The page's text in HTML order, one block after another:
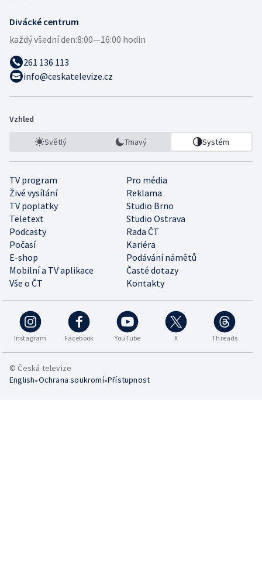
Divácké centrum
každý všední den:8:00—16:00 hodin
261 136 113
info@ceskatelevize.cz
Vzhled
Světlý Tmavý Systém
TV program
Pro média
Živé vysílání
Reklama
TV poplatky
Studio Brno
Teletext
Studio Ostrava
Podcasty
Rada ČT
Počasí
Kariéra
E-shop
Podávání námětů
Mobilní a TV aplikace
Časté dotazy
Vše o ČT
Kontakty
Instagram Facebook YouTube X Threads
© Česká televize
English•Ochrana soukromí•Přístupnost